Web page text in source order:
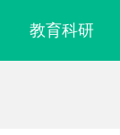
教育科研